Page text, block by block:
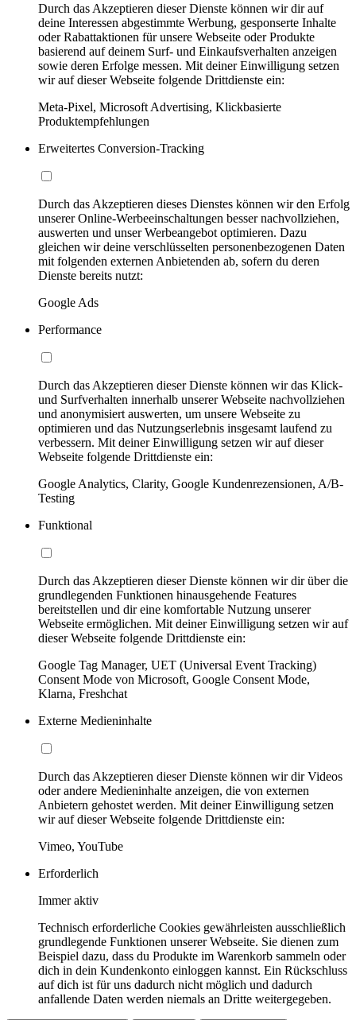
Durch das Akzeptieren dieser Dienste können wir dir auf
deine Interessen abgestimmte Werbung, gesponserte Inhalte
oder Rabattaktionen für unsere Webseite oder Produkte
basierend auf deinem Surf- und Einkaufsverhalten anzeigen
sowie deren Erfolge messen. Mit deiner Einwilligung setzen
wir auf dieser Webseite folgende Drittdienste ein:
Meta-Pixel, Microsoft Advertising, Klickbasierte
Produktempfehlungen
Erweitertes Conversion-Tracking
Durch das Akzeptieren dieses Dienstes können wir den Erfolg
unserer Online-Werbeeinschaltungen besser nachvollziehen,
auswerten und unser Werbeangebot optimieren. Dazu
gleichen wir deine verschlüsselten personenbezogenen Daten
mit folgenden externen Anbietenden ab, sofern du deren
Dienste bereits nutzt:
Google Ads
Performance
Durch das Akzeptieren dieser Dienste können wir das Klick-
und Surfverhalten innerhalb unserer Webseite nachvollziehen
und anonymisiert auswerten, um unsere Webseite zu
optimieren und das Nutzungserlebnis insgesamt laufend zu
verbessern. Mit deiner Einwilligung setzen wir auf dieser
Webseite folgende Drittdienste ein:
Google Analytics, Clarity, Google Kundenrezensionen, A/B-
Testing
Funktional
Durch das Akzeptieren dieser Dienste können wir dir über die
grundlegenden Funktionen hinausgehende Features
bereitstellen und dir eine komfortable Nutzung unserer
Webseite ermöglichen. Mit deiner Einwilligung setzen wir auf
dieser Webseite folgende Drittdienste ein:
Google Tag Manager, UET (Universal Event Tracking)
Consent Mode von Microsoft, Google Consent Mode,
Klarna, Freshchat
Externe Medieninhalte
Durch das Akzeptieren dieser Dienste können wir dir Videos
oder andere Medieninhalte anzeigen, die von externen
Anbietern gehostet werden. Mit deiner Einwilligung setzen
wir auf dieser Webseite folgende Drittdienste ein:
Vimeo, YouTube
Erforderlich
Immer aktiv
Technisch erforderliche Cookies gewährleisten ausschließlich
grundlegende Funktionen unserer Webseite. Sie dienen zum
Beispiel dazu, dass du Produkte im Warenkorb sammeln oder
dich in dein Kundenkonto einloggen kannst. Ein Rückschluss
auf dich ist für uns dadurch nicht möglich und dadurch
anfallende Daten werden niemals an Dritte weitergegeben.